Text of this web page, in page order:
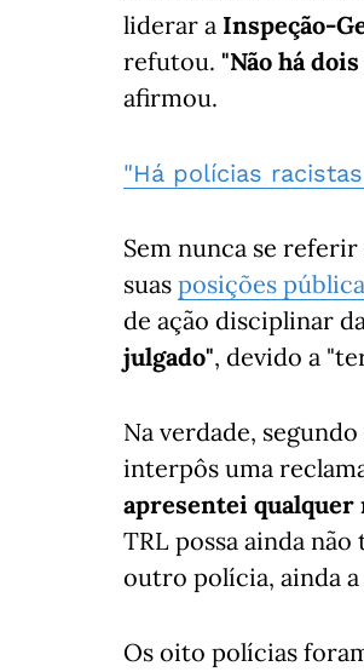
liderar a Inspeção-
refutou. "Não há
afirmou.
"Há polícias
Sem nunca se
suas posições
de ação disciplinar
julgado", devido a
Na verdade,
interpôs uma
apresentei qualquer
TRL possa ainda
outro polícia, ainda
Os oito polícias